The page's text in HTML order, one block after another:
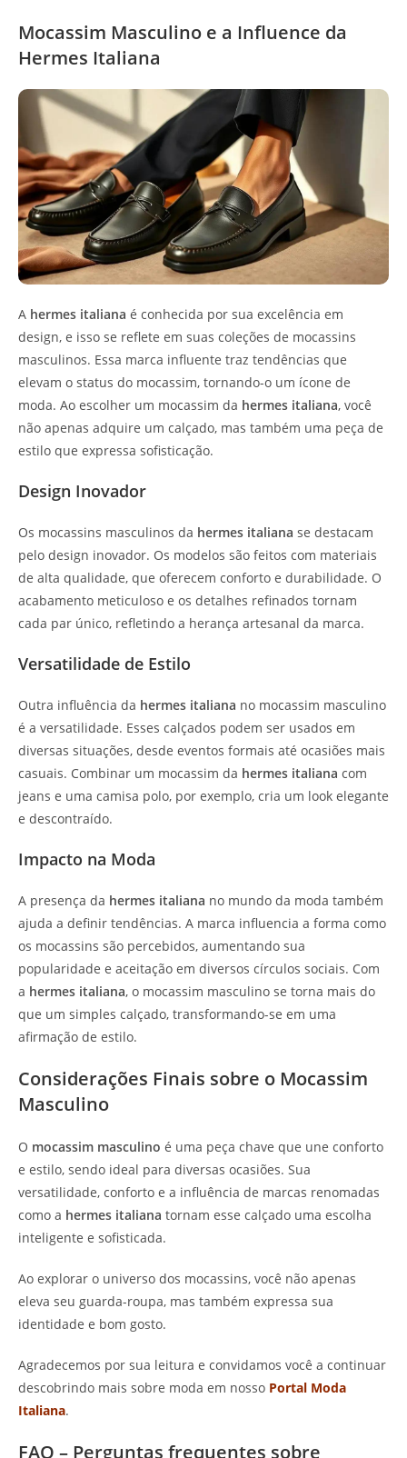
Mocassim Masculino e a Influence da
Hermes Italiana
A hermes italiana é conhecida por sua excelência em
design, e isso se reflete em suas coleções de mocassins
masculinos. Essa marca influente traz tendências que
elevam o status do mocassim, tornando-o um ícone de
moda. Ao escolher um mocassim da hermes italiana, você
não apenas adquire um calçado, mas também uma peça de
estilo que expressa sofisticação.
Design Inovador
Os mocassins masculinos da hermes italiana se destacam
pelo design inovador. Os modelos são feitos com materiais
de alta qualidade, que oferecem conforto e durabilidade. O
acabamento meticuloso e os detalhes refinados tornam
cada par único, refletindo a herança artesanal da marca.
Versatilidade de Estilo
Outra influência da hermes italiana no mocassim masculino
é a versatilidade. Esses calçados podem ser usados em
diversas situações, desde eventos formais até ocasiões mais
casuais. Combinar um mocassim da hermes italiana com
jeans e uma camisa polo, por exemplo, cria um look elegante
e descontraído.
Impacto na Moda
A presença da hermes italiana no mundo da moda também
ajuda a definir tendências. A marca influencia a forma como
os mocassins são percebidos, aumentando sua
popularidade e aceitação em diversos círculos sociais. Com
a hermes italiana, o mocassim masculino se torna mais do
que um simples calçado, transformando-se em uma
afirmação de estilo.
Considerações Finais sobre o Mocassim
Masculino
O mocassim masculino é uma peça chave que une conforto
e estilo, sendo ideal para diversas ocasiões. Sua
versatilidade, conforto e a influência de marcas renomadas
como a hermes italiana tornam esse calçado uma escolha
inteligente e sofisticada.
Ao explorar o universo dos mocassins, você não apenas
eleva seu guarda-roupa, mas também expressa sua
identidade e bom gosto.
Agradecemos por sua leitura e convidamos você a continuar
descobrindo mais sobre moda em nosso Portal Moda
Italiana.
FAQ – Perguntas frequentes sobre